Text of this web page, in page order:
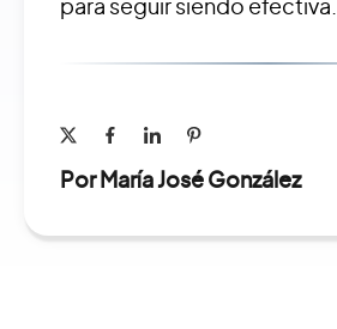
para seguir siendo efectiva.
Por María José González